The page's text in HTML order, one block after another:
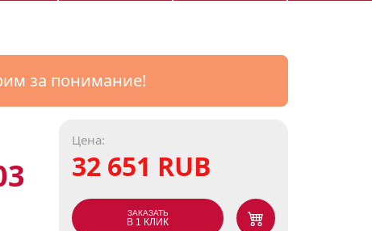
за понимание!
Цена:
32 651 RUB
ЗАКАЗАТЬ
В 1 КЛИК